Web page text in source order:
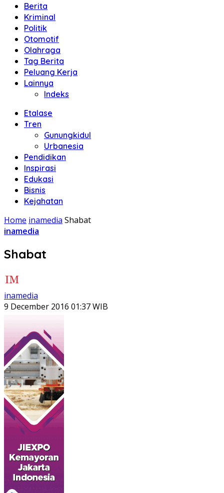
Berita
Kriminal
Politik
Otomotif
Olahraga
Tag Berita
Peluang Kerja
Lainnya
Indeks
Etalase
Tren
Gunungkidul
Urbanesia
Pendidikan
Inspirasi
Edukasi
Bisnis
Kejahatan
Home inamedia Shabat
inamedia
Shabat
inamedia
9 December 2016 01:37 WIB